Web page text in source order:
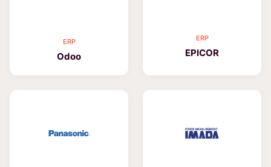
ERP
Odoo
ERP
EPICOR